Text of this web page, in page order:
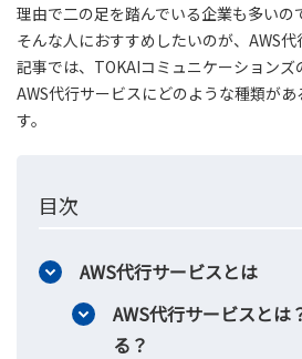
理由で二の足を踏んでいる企業も多い
そんな人におすすめしたいのが、AWS
記事では、TOKAIコミュニケーションズ
AWS代行サービスにどのような種類が
す。
目次
AWS代行サービスとは
AWS代行サービスと
る？